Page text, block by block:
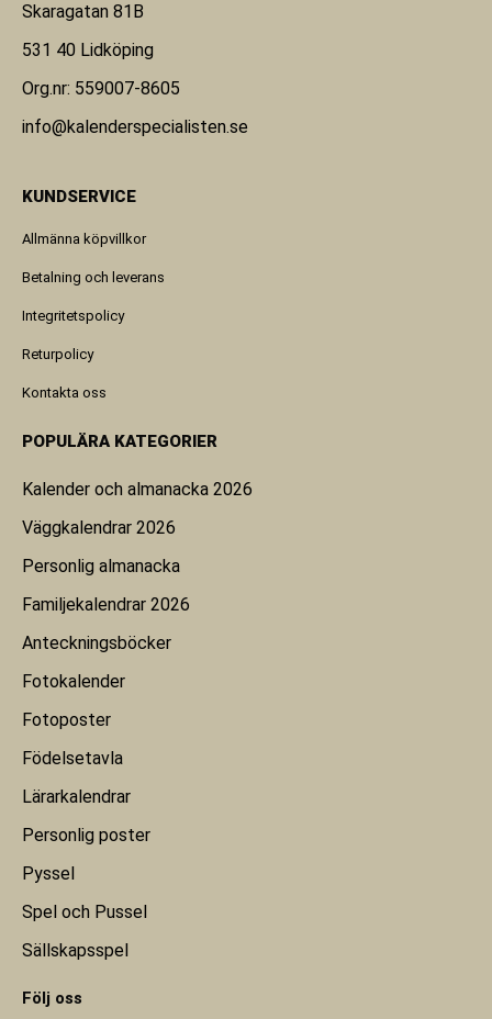
Skaragatan 81B
531 40 Lidköping
Org.nr: 559007-8605
info@kalenderspecialisten.se
KUNDSERVICE
Allmänna köpvillkor
Betalning och leverans
Integritetspolicy
Returpolicy
Kontakta oss
POPULÄRA KATEGORIER
Kalender och almanacka 2026
Väggkalendrar 2026
Personlig almanacka
Familjekalendrar 2026
Anteckningsböcker
Fotokalender
Fotoposter
Födelsetavla
Lärarkalendrar
Personlig poster
Pyssel
Spel och Pussel
Sällskapsspel
Följ oss